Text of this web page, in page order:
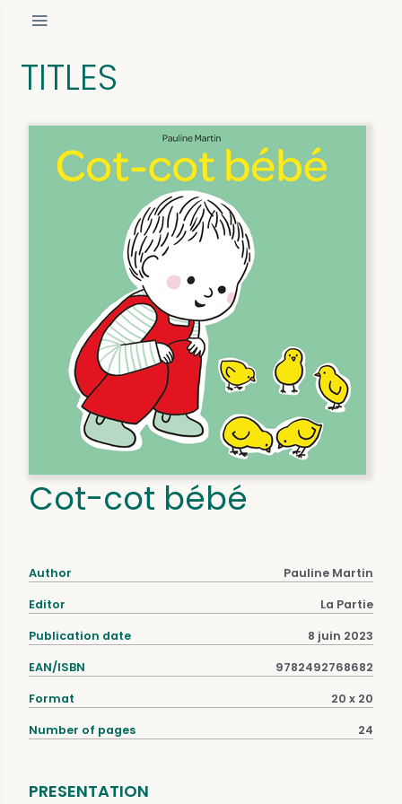
TITLES
Cot-cot bébé
Author Pauline Martin
Editor La Partie
Publication date 8 juin 2023
EAN/ISBN 9782492768682
Format 20 x 20
Number of pages 24
PRESENTATION